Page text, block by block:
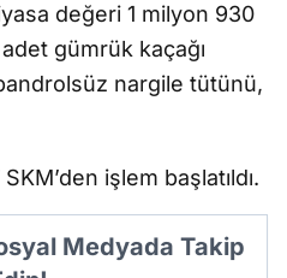
değeri 1 milyon 930
gümrük kaçağı
nargile tütünü,
işlem başlatıldı.
Medyada Takip